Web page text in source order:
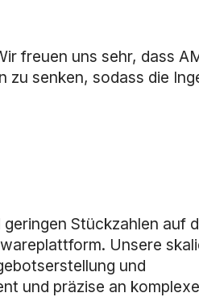
freuen uns sehr, dass
senken, sodass die
Stückzahlen auf
Unsere
und
und präzise an komplexe